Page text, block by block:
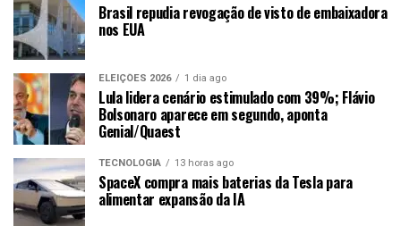
Brasil repudia revogação de visto de embaixadora
nos EUA
ELEIÇÕES 2026 1 dia ago
Lula lidera cenário estimulado com 39%; Flávio
Bolsonaro aparece em segundo, aponta
Genial/Quaest
TECNOLOGIA 13 horas ago
SpaceX compra mais baterias da Tesla para
alimentar expansão da IA